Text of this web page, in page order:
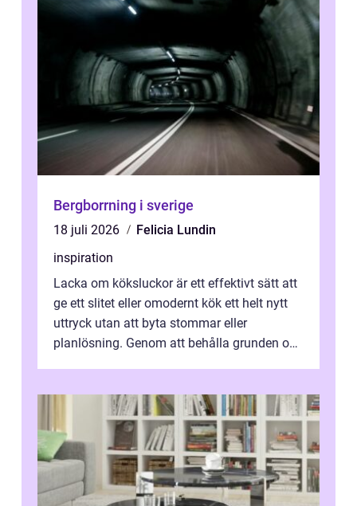
Bergborrning i sverige
18 juli 2026
Felicia Lundin
inspiration
Lacka om köksluckor är ett effektivt sätt att
ge ett slitet eller omodernt kök ett helt nytt
uttryck utan att byta stommar eller
planlösning. Genom att behålla grunden och